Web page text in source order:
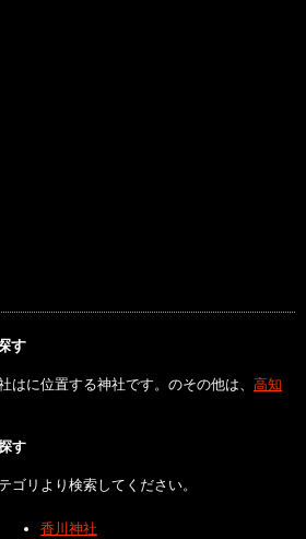
す
はに位置する神社です。のその他は、 高知
す
ゴリより検索してください。
香川神社